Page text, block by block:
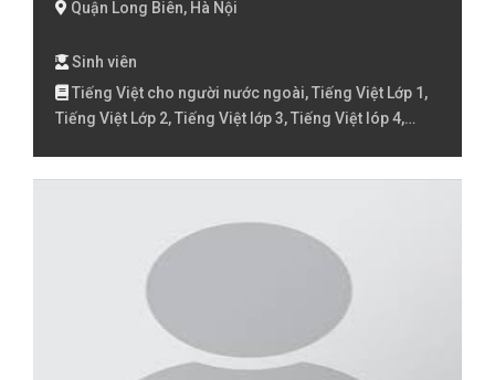
Quận Long Biên, Hà Nội
Sinh viên
Tiếng Việt cho người nước ngoài, Tiếng Việt Lớp 1,
Tiếng Việt Lớp 2, Tiếng Việt lớp 3, Tiếng Việt lóp 4,